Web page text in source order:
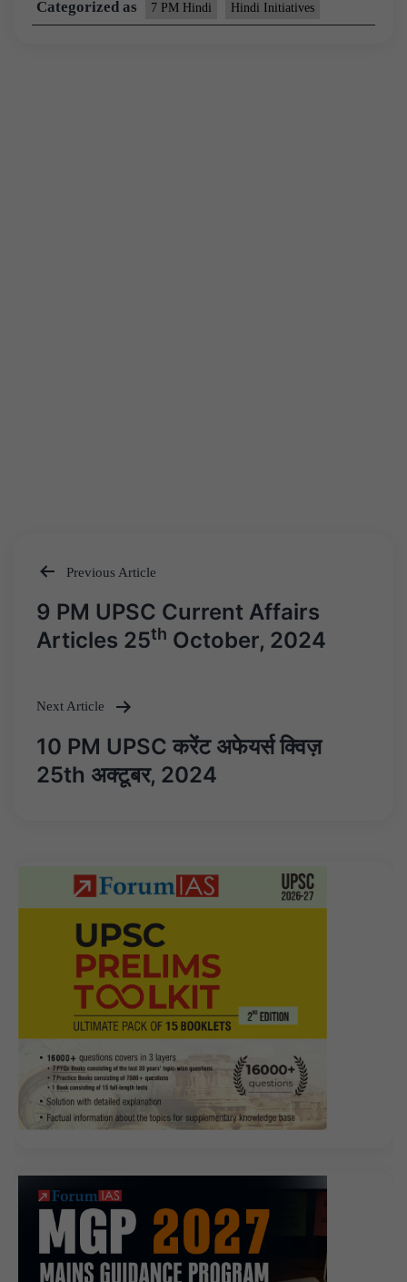
Categorized as 7 PM Hindi Hindi Initiatives
Post
navigation
Previous Article
9 PM UPSC Current Affairs
Articles 25th October, 2024
Next Article
10 PM UPSC करेंट अफेयर्स क्विज़
25th अक्टूबर, 2024